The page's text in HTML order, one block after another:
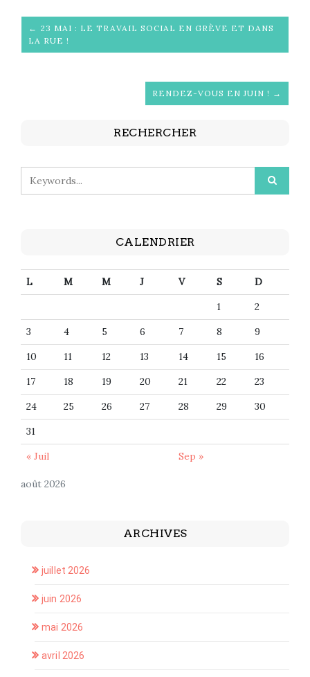
← 23 MAI : LE TRAVAIL SOCIAL EN GRÈVE ET DANS
LA RUE !
RENDEZ-VOUS EN JUIN ! →
RECHERCHER
CALENDRIER
août 2026
L M M J V S
D
1
2
3
4 5 6 7 8
9
10
11 12 13 14 15
16
17
18 19 20 21 22
23
24
25 26 27 28 29
30
31
« Juil
Sep »
ARCHIVES
juillet 2026
juin 2026
mai 2026
avril 2026